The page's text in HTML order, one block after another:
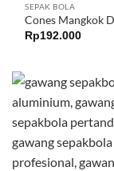
SEPAK BOLA
Cones Mangkok
Rp192.000